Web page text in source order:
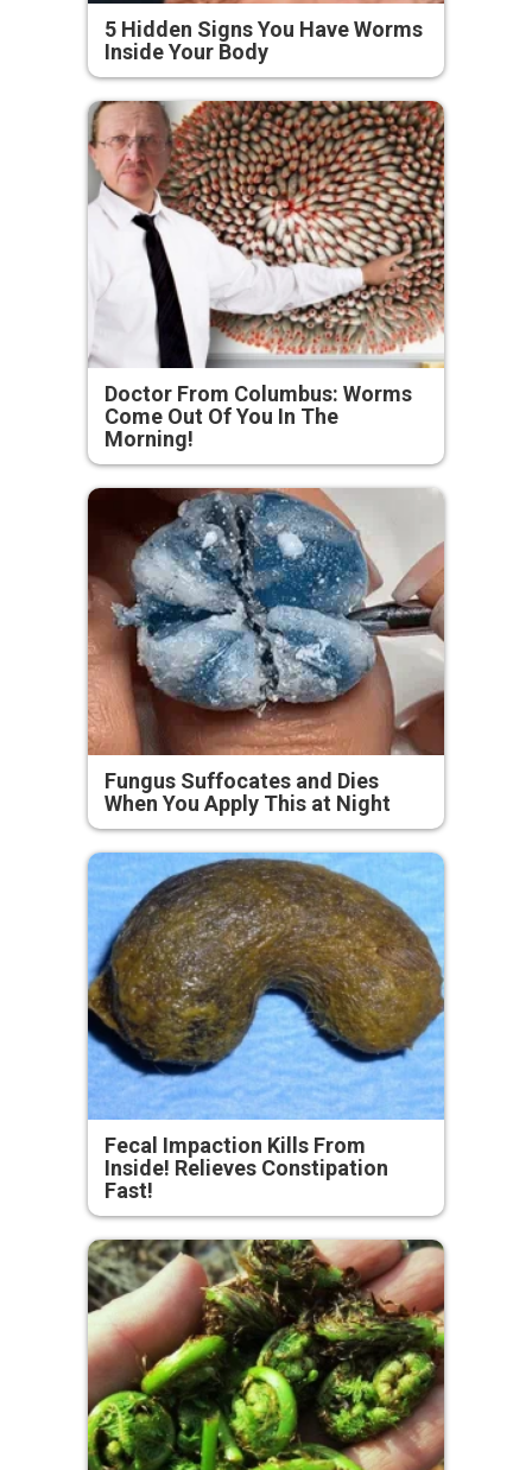
5 Hidden Signs You Have Worms
Inside Your Body
Doctor From Columbus: Worms
Come Out Of You In The
Morning!
Fungus Suffocates and Dies
When You Apply This at Night
Fecal Impaction Kills From
Inside! Relieves Constipation
Fast!